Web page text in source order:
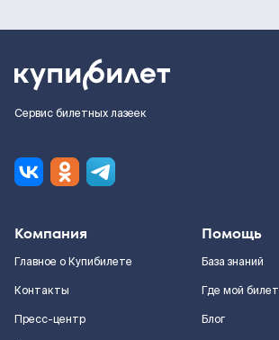
Сервис билетных лазеек
Компания
Главное о Купибилете
Контакты
Пресс-центр
Помощь
База знаний
Где мой билет
Блог